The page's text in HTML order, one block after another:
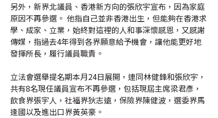
另外，新界北議員、香港新方向的張欣宇宣布，因為家庭
原因不再參選。 他指自己並非香港出生，但能夠在香港求
學、成家、立業，始終對這裡的人和事深懷感恩，又感謝
傳媒，指過去4年得到各界願意給予機會，讓他能更好地
發揮所長，履行議員職責。
立法會選舉提名期本月24日展開，連同林健鋒和張欣宇，
共有8名現任議員宣布不再參選，包括現屆主席梁君彥，
飲食界張宇人，社福界狄志遠，保險界陳健波，選委界馬
逢國以及進出口界黃英豪。